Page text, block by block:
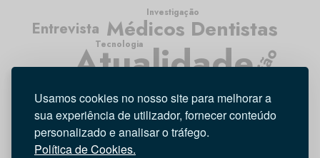
Usamos cookies no nosso site para melhorar a
sua experiência de utilizador, fornecer conteúdo
personalizado e analisar o tráfego.
Política de Cookies.
Atualidade
Médicos Dentistas
Higiene Oral
Entrevista
Opinião
Tecnologia
Investigação